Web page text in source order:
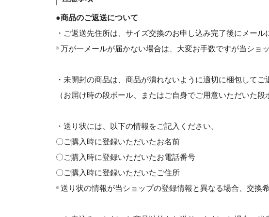
●商品のご返送について
・ご返送先住所は、サイズ交換のお申し込み完了後にメール
※ 万が一メールが届かない場合は、大変お手数ですが当ショ
・未開封の商品は、商品が潰れないように適切に梱包してご
（お届け時の段ボール、またはご自身でご用意いただいた段
・送り状には、以下の情報をご記入ください。
〇ご購入時に登録いただいたお名前
〇ご購入時に登録いただいたお電話番号
〇ご購入時に登録いただいたご住所
※ 送り状の情報が当ショップの登録情報と異なる場合、交換